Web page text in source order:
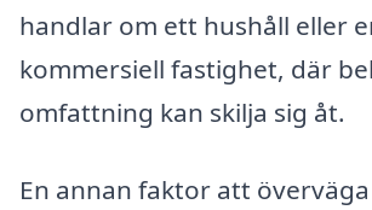
handlar om ett hushåll eller
kommersiell fastighet, där
omfattning kan skilja sig åt.
En annan faktor att